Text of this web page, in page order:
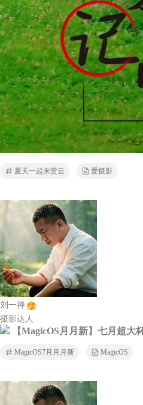
夏天一起来赏云 爱摄影
刘一禅
摄影达人
【MagicOS月月新】七月超大
MagicOS7月月月新 MagicOS